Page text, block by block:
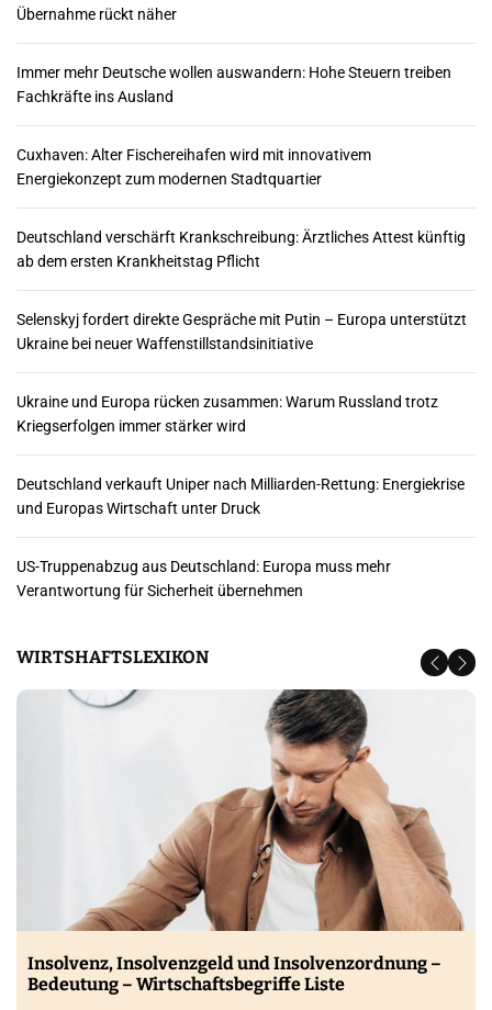
Übernahme rückt näher
Immer mehr Deutsche wollen auswandern: Hohe Steuern treiben
Fachkräfte ins Ausland
Cuxhaven: Alter Fischereihafen wird mit innovativem
Energiekonzept zum modernen Stadtquartier
Deutschland verschärft Krankschreibung: Ärztliches Attest künftig
ab dem ersten Krankheitstag Pflicht
Selenskyj fordert direkte Gespräche mit Putin – Europa unterstützt
Ukraine bei neuer Waffenstillstandsinitiative
Ukraine und Europa rücken zusammen: Warum Russland trotz
Kriegserfolgen immer stärker wird
Deutschland verkauft Uniper nach Milliarden-Rettung: Energiekrise
und Europas Wirtschaft unter Druck
US-Truppenabzug aus Deutschland: Europa muss mehr
Verantwortung für Sicherheit übernehmen
WIRTSHAFTSLEXIKON
Insolvenz, Insolvenzgeld und Insolvenzordnung –
Bedeutung – Wirtschaftsbegriffe Liste